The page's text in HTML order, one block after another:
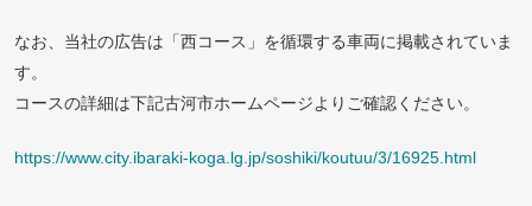
なお、当社の広告は「西コース」を循環する車両に掲載されていま
す。
コースの詳細は下記古河市ホームページよりご確認ください。
https://www.city.ibaraki-koga.lg.jp/soshiki/koutuu/3/16925.html